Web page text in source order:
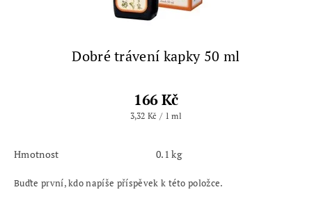
Dobré trávení kapky 50 ml
166 Kč
3,32 Kč / 1 ml
Hmotnost 0.1 kg
Buďte první, kdo napíše příspěvek k této položce.